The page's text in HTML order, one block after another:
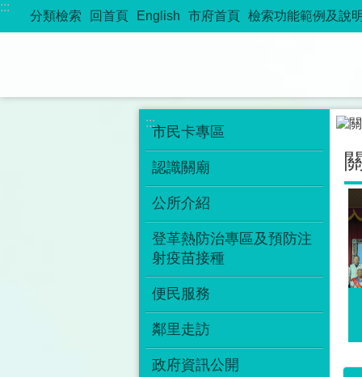
跳到主要內容區塊
:::
分類檢索 回首頁 English 市府首頁 檢索功能範例及說
:::
市民卡專區
認識關廟
公所介紹
登革熱防治專區及預防注
射疫苗接種
便民服務
鄰里走訪
政府資訊公開
:::